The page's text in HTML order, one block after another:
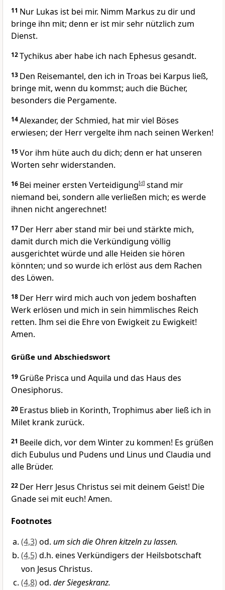
11 Nur Lukas ist bei mir. Nimm Markus zu dir und
bringe ihn mit; denn er ist mir sehr nützlich zum
Dienst.
12Tychikus aber habe ich nach Ephesus gesandt.
13 Den Reisemantel, den ich in Troas bei Karpus ließ,
bringe mit, wenn du kommst; auch die Bücher,
besonders die Pergamente.
14Alexander, der Schmied, hat mir viel Böses
erwiesen; der Herr vergelte ihm nach seinen Werken!
15Vor ihm hüte auch du dich; denn er hat unseren
Worten sehr widerstanden.
16 Bei meiner ersten Verteidigung[d] stand mir
niemand bei, sondern alle verließen mich; es werde
ihnen nicht angerechnet!
17 Der Herr aber stand mir bei und stärkte mich,
damit durch mich die Verkündigung völlig
ausgerichtet würde und alle Heiden sie hören
könnten; und so wurde ich erlöst aus dem Rachen
des Löwen.
18 Der Herr wird mich auch von jedem boshaften
Werk erlösen und mich in sein himmlisches Reich
retten. Ihm sei die Ehre von Ewigkeit zu Ewigkeit!
Amen.
Grüße und Abschiedswort
19 Grüße Prisca und Aquila und das Haus des
Onesiphorus.
20 Erastus blieb in Korinth, Trophimus aber ließ ich in
Milet krank zurück.
21 Beeile dich, vor dem Winter zu kommen! Es grüßen
dich Eubulus und Pudens und Linus und Claudia und
alle Brüder.
22 Der Herr Jesus Christus sei mit deinem Geist! Die
Gnade sei mit euch! Amen.
Footnotes
(4,3)od. um sich die Ohren kitzeln zu lassen.
(4,5)d.h. eines Verkündigers der Heilsbotschaft
von Jesus Christus.
(4,8)od. der Siegeskranz.